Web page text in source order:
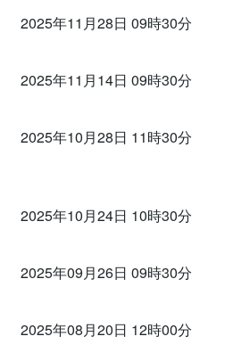
2025年11月28日 09時30分
2025年11月14日 09時30分
2025年10月28日 11時30分
2025年10月24日 10時30分
2025年09月26日 09時30分
2025年08月20日 12時00分